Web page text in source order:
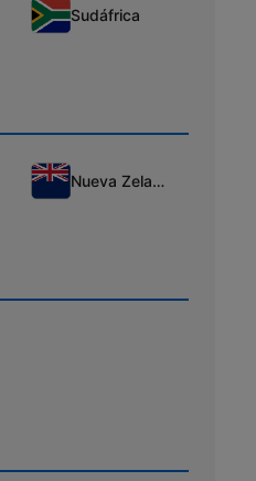
Sudáfrica
Nueva Zelanda